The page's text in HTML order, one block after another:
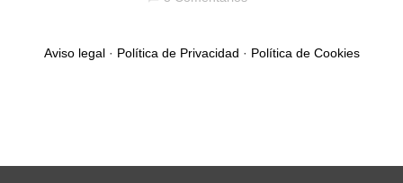
Aviso legal· Política de Privacidad · Política de Cookies